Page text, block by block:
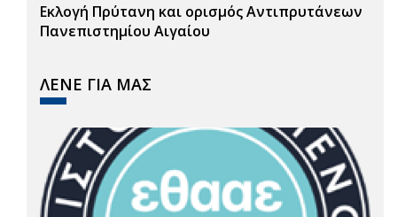
Εκλογή Πρύτανη και ορισμός Αντιπρυτάνεων
Πανεπιστημίου Αιγαίου
ΛΕΝΕ ΓΙΑ ΜΑΣ